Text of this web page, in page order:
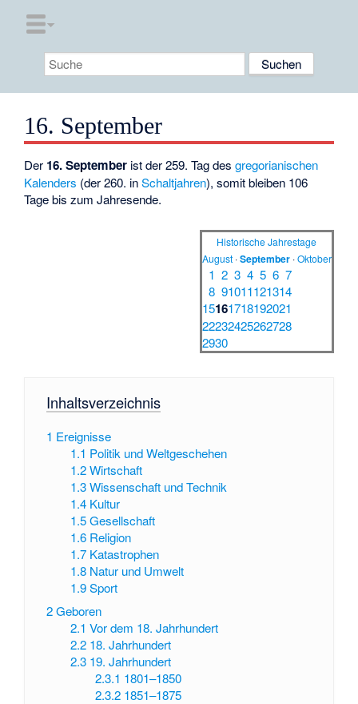
16. September
Der 16. September ist der 259. Tag desgregorianischen
Kalenders (der 260. inSchaltjahren), somit bleiben 106
Tage bis zum Jahresende.
Historische Jahrestage
August·September·Oktober
1 2 3 4 5 6 7
8 91011121314
15161718192021
22232425262728
2930
Inhaltsverzeichnis
1 Ereignisse
1.1 Politik und Weltgeschehen
1.2 Wirtschaft
1.3 Wissenschaft und Technik
1.4 Kultur
1.5 Gesellschaft
1.6 Religion
1.7 Katastrophen
1.8 Natur und Umwelt
1.9 Sport
2Geboren
2.1 Vor dem 18. Jahrhundert
2.2 18. Jahrhundert
2.3 19. Jahrhundert
2.3.1 1801–1850
2.3.2 1851–1875